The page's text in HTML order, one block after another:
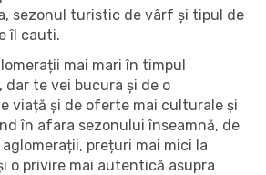
sezonul turistic de vârf și tipul de
îl cauti.
mai mari în timpul
dar te vei bucura și de o
viață și de oferte mai culturale și
în afara sezonului înseamnă, de
prețuri mai mici la
o privire mai autentică asupra